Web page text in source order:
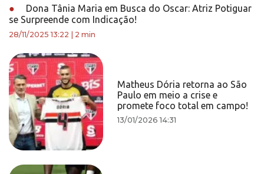
●
Dona Tânia Maria em Busca do Oscar: Atriz Potiguar
se Surpreende com Indicação!
28/11/2025 13:22 2 min
Matheus Dória retorna ao São
Paulo em meio a crise e
promete foco total em campo!
13/01/2026 14:31